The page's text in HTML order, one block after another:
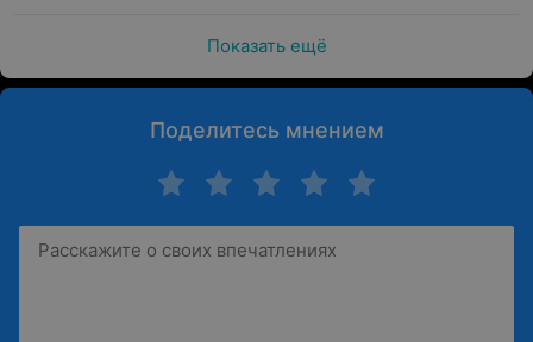
Показать ещё
Поделитесь мнением